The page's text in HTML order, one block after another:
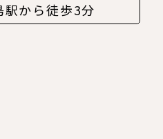
駅から徒歩3分